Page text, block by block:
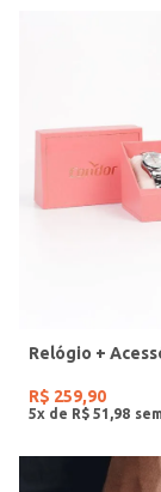
R$ 259,90
5x de R$ 51 98